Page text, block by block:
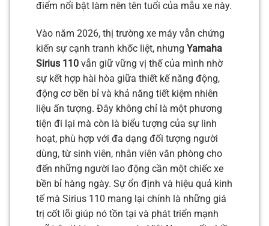
điểm nổi bật làm nên tên tuổi của mẫu xe này.
Vào năm 2026, thị trường xe máy vẫn chứng
kiến sự cạnh tranh khốc liệt, nhưng Yamaha
Sirius 110 vẫn giữ vững vị thế của mình nhờ
sự kết hợp hài hòa giữa thiết kế năng động,
động cơ bền bỉ và khả năng tiết kiệm nhiên
liệu ấn tượng. Đây không chỉ là một phương
tiện đi lại mà còn là biểu tượng của sự linh
hoạt, phù hợp với đa dạng đối tượng người
dùng, từ sinh viên, nhân viên văn phòng cho
đến những người lao động cần một chiếc xe
bền bỉ hàng ngày. Sự ổn định và hiệu quả kinh
tế mà Sirius 110 mang lại chính là những giá
trị cốt lõi giúp nó tồn tại và phát triển mạnh